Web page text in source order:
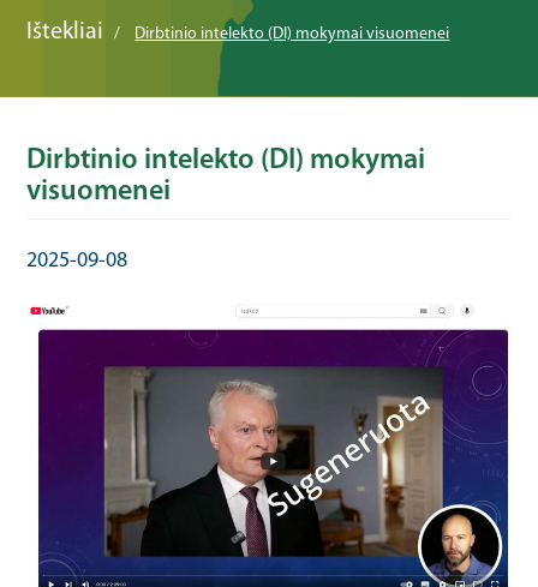
Ištekliai Dirbtinio intelekto (DI) mokymai visuomenei
Dirbtinio intelekto (DI) mokymai
visuomenei
2025-09-08